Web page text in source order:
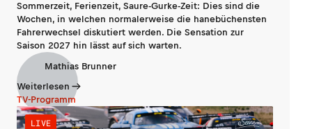
Sommerzeit, Ferienzeit, Saure-Gurke-Zeit: Dies sind die
Wochen, in welchen normalerweise die hanebüchensten
Fahrerwechsel diskutiert werden. Die Sensation zur
Saison 2027 hin lässt auf sich warten.
Mathias Brunner
Weiterlesen
TV-Programm
LIVE